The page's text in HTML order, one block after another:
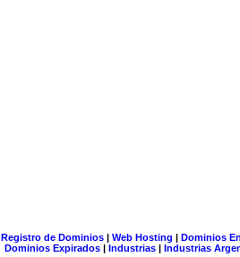
Registro de Dominios| Web Hosting | Dominios
Dominios Expirados | Industrias | Industrias